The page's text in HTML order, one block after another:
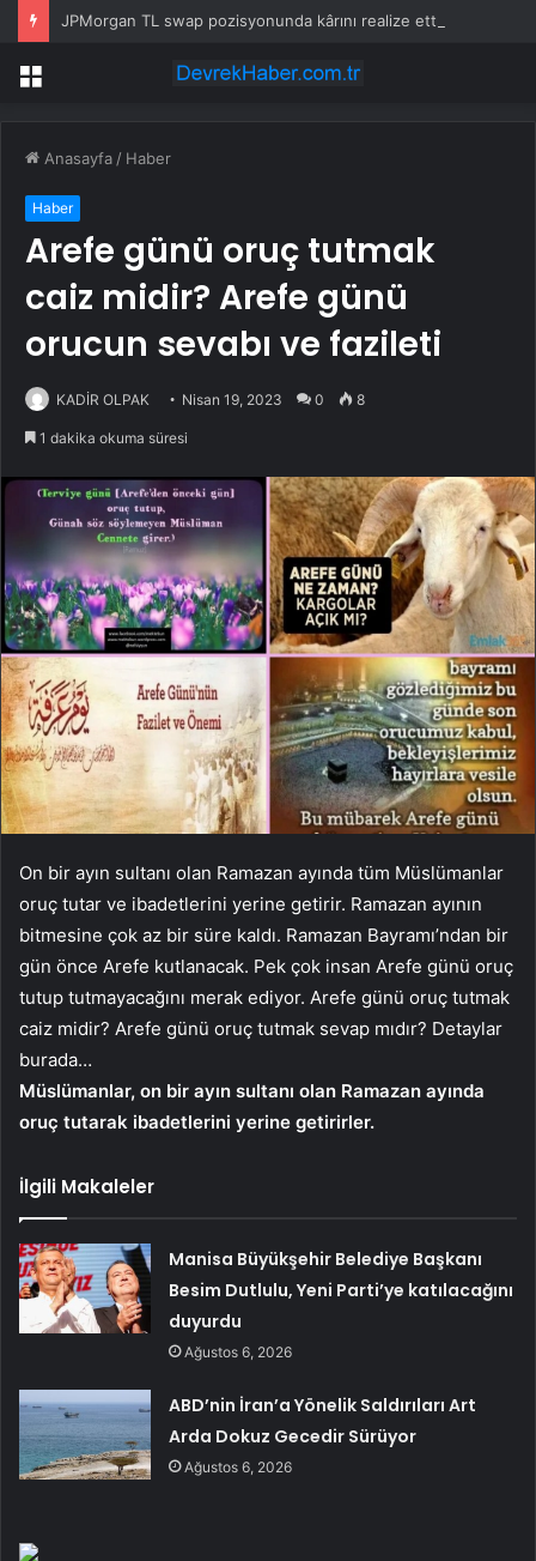
JPMorgan TL swap pozisyonunda kârını realize etti
Menü
Anasayfa / Haber
Haber
Arefe günü oruç tutmak
caiz midir? Arefe günü
orucun sevabı ve fazileti
KADİR OLPAK Nisan 19, 2023 0 8
1 dakika okuma süresi
On bir ayın sultanı olan Ramazan ayında tüm Müslümanlar
oruç tutar ve ibadetlerini yerine getirir. Ramazan ayının
bitmesine çok az bir süre kaldı. Ramazan Bayramı’ndan bir
gün önce Arefe kutlanacak. Pek çok insan Arefe günü oruç
tutup tutmayacağını merak ediyor. Arefe günü oruç tutmak
caiz midir? Arefe günü oruç tutmak sevap mıdır? Detaylar
burada…
Müslümanlar, on bir ayın sultanı olan Ramazan ayında
oruç tutarak ibadetlerini yerine getirirler.
İlgili Makaleler
Manisa Büyükşehir Belediye Başkanı
Besim Dutlulu, Yeni Parti’ye katılacağını
duyurdu
Ağustos 6, 2026
ABD’nin İran’a Yönelik Saldırıları Art
Arda Dokuz Gecedir Sürüyor
Ağustos 6, 2026